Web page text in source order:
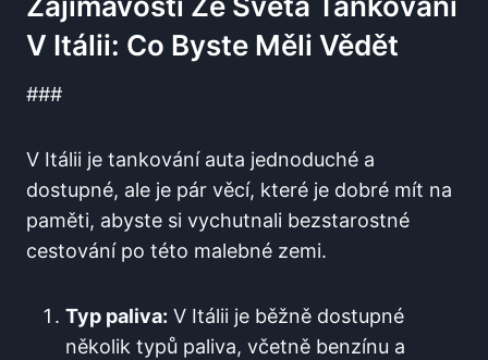
V Itálii: Co ‌byste​ Měli Vědět
###
V Itálii‌ je tankování auta jednoduché a
dostupné, ale je pár věcí, ‍které je dobré mít na⁤
paměti, abyste si vychutnali bezstarostné
cestování po této malebné zemi. ⁤
Typ paliva: ⁢V Itálii je běžně dostupné
několik typů‍ paliva, včetně benzínu a​